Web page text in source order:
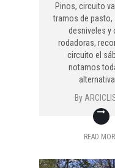
Pinos, circuito
tramos de pasto,
desniveles y
rodadoras,
circuito el
notamos
By
READ